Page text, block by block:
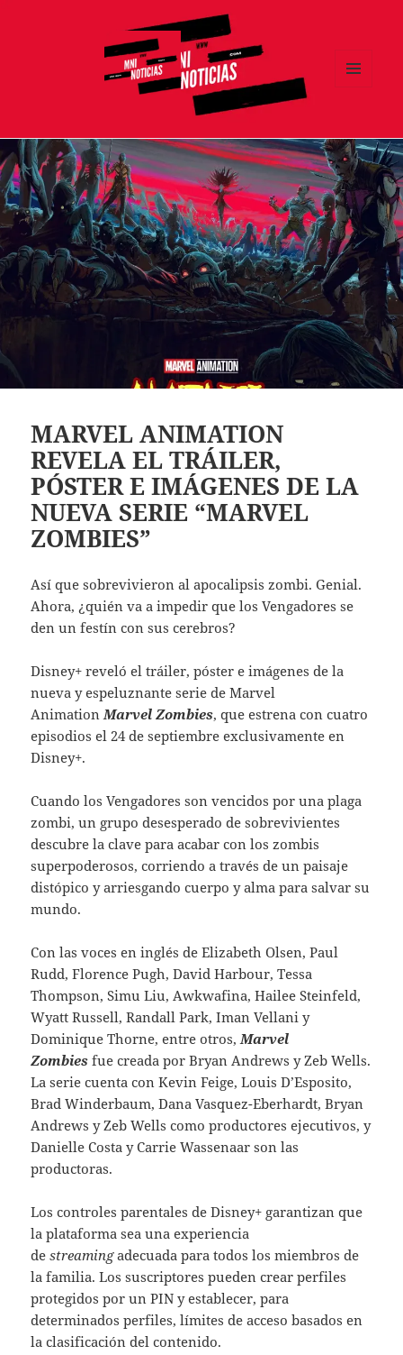
MARVEL ANIMATION
REVELA EL TRÁILER,
PÓSTER E IMÁGENES DE LA
NUEVA SERIE “MARVEL
ZOMBIES”
Así que sobrevivieron al apocalipsis zombi. Genial.
Ahora, ¿quién va a impedir que los Vengadores se
den un festín con sus cerebros?
Disney+ reveló el tráiler, póster e imágenes de la
nueva y espeluznante serie de Marvel
Animation Marvel Zombies, que estrena con cuatro
episodios el 24 de septiembre exclusivamente en
Disney+.
Cuando los Vengadores son vencidos por una plaga
zombi, un grupo desesperado de sobrevivientes
descubre la clave para acabar con los zombis
superpoderosos, corriendo a través de un paisaje
distópico y arriesgando cuerpo y alma para salvar su
mundo.
Con las voces en inglés de Elizabeth Olsen, Paul
Rudd, Florence Pugh, David Harbour, Tessa
Thompson, Simu Liu, Awkwafina, Hailee Steinfeld,
Wyatt Russell, Randall Park, Iman Vellani y
Dominique Thorne, entre otros, Marvel
Zombies fue creada por Bryan Andrews y Zeb Wells.
La serie cuenta con Kevin Feige, Louis D’Esposito,
Brad Winderbaum, Dana Vasquez-Eberhardt, Bryan
Andrews y Zeb Wells como productores ejecutivos, y
Danielle Costa y Carrie Wassenaar son las
productoras.
Los controles parentales de Disney+ garantizan que
la plataforma sea una experiencia
destreamingadecuada para todos los miembros de
la familia. Los suscriptores pueden crear perfiles
protegidos por un PIN y establecer, para
determinados perfiles, límites de acceso basados en
la clasificación del contenido.